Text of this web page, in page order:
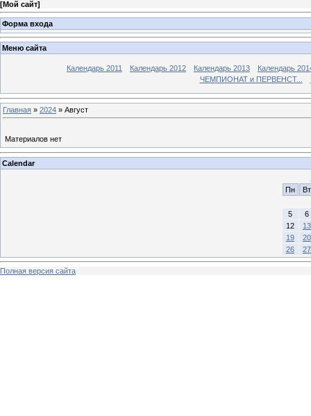
[Мой сайт]
Форма входа
Меню сайта
Календарь 2011 Календарь 2012 Календарь 2013
Календарь
ЧЕМПИОНАТ и ПЕРВЕНСТ...
Главная » 2024 » Август
Материалов нет
Calendar
Пн
Вт
5
6
12
13
19
20
26
27
Полная версия сайта